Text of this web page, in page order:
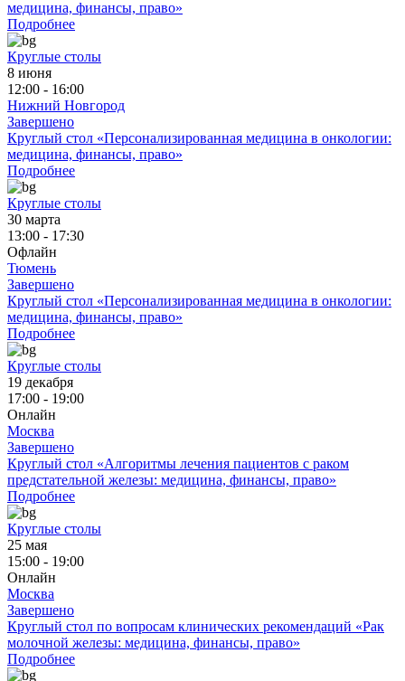
медицина, финансы, право»
Подробнее
Круглые столы
8 июня
12:00 - 16:00
Нижний Новгород
Завершено
Круглый стол «Персонализированная медицина в онкологии:
медицина, финансы, право»
Подробнее
Круглые столы
30 марта
13:00 - 17:30
Офлайн
Тюмень
Завершено
Круглый стол «Персонализированная медицина в онкологии:
медицина, финансы, право»
Подробнее
Круглые столы
19 декабря
17:00 - 19:00
Онлайн
Москва
Завершено
Круглый стол «Алгоритмы лечения пациентов с раком
предстательной железы: медицина, финансы, право»
Подробнее
Круглые столы
25 мая
15:00 - 19:00
Онлайн
Москва
Завершено
Круглый стол по вопросам клинических рекомендаций «Рак
молочной железы: медицина, финансы, право»
Подробнее